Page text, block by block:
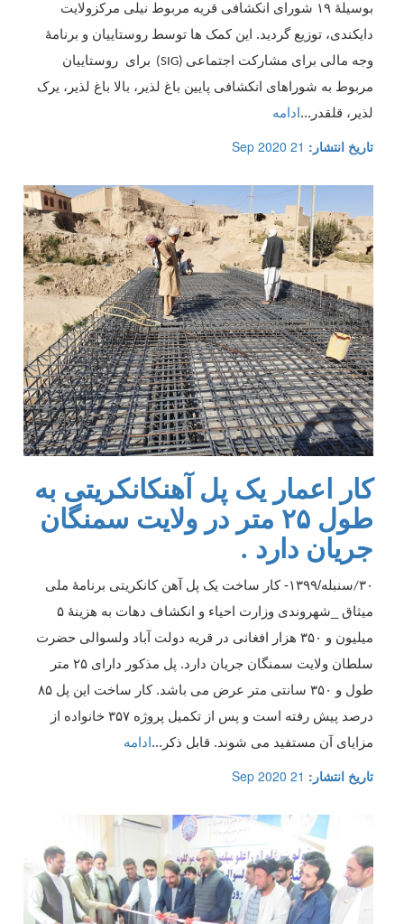
بوسیلهٔ ۱۹ شورای انکشافی قریه مربوط نیلی مرکزولایت
دایکندی، توزیع گردید. این کمک ها توسط روستاییان و برنامۀ
وجه مالی برای مشارکت اجتماعی (SIG)
برای روستاییان
مربوط به شوراهای انکشافی پایین باغ لذیر، بالا باغ لذیر، یرک
لذیر، قلقدر ...ادامه
تاریخ انتشار: 21 Sep 2020
کار اعمار یک پل آهنکانکریتی به
طول ۲۵ متر در ولایت سمنگان
جریان دارد .
۳۰/
سنبله/۱۳۹۹- کار ساخت یک پل آهن کانکریتی برنامۀ ملی
میثاق _شهروندی وزارت احیاء و انکشاف دهات به هزینۀ ۵
میلیون و ۳۵۰ هزار افغانی در قریه دولت آباد ولسوالی حضرت
سلطان ولایت سمنگان جریان دارد. پل مذکور دارای ۲۵ متر
طول و ۳۵۰ سانتی متر عرض می‌ باشد. کار ساخت این پل ۸۵
درصد پیش رفته است و پس از تکمیل پروژه ۳۵۷ خانواده از
مزایای آن مستفید می شوند. قابل ذکر ...ادامه
تاریخ انتشار: 21 Sep 2020